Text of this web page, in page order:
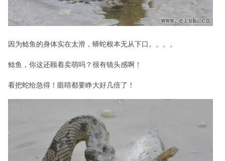
因为鲶鱼的身体实在太滑，蟒蛇根本无从下口。。。。
鲶鱼，你这还顾着卖萌吗？很有镜头感啊！
看把蛇给急得！眼睛都要睁大好几倍了！